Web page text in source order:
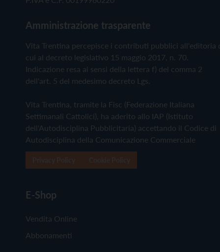
Amministrazione trasparente
Vita Trentina percepisce i contributi pubblici all'editoria
cui al decreto legislativo 15 maggio 2017, n. 70.
Indicazione resa ai sensi della lettera f) del comma 2
dell'art. 5 del medesimo decreto Lgs.
Vita Trentina, tramite la Fisc (Federazione Italiana
Settimanali Cattolici), ha aderito allo IAP (Istituto
dell'Autodisciplina Pubblicitaria) accettando il Codice di
Autodisciplina della Comunicazione Commerciale
E-Shop
Vendita Online
Abbonamenti